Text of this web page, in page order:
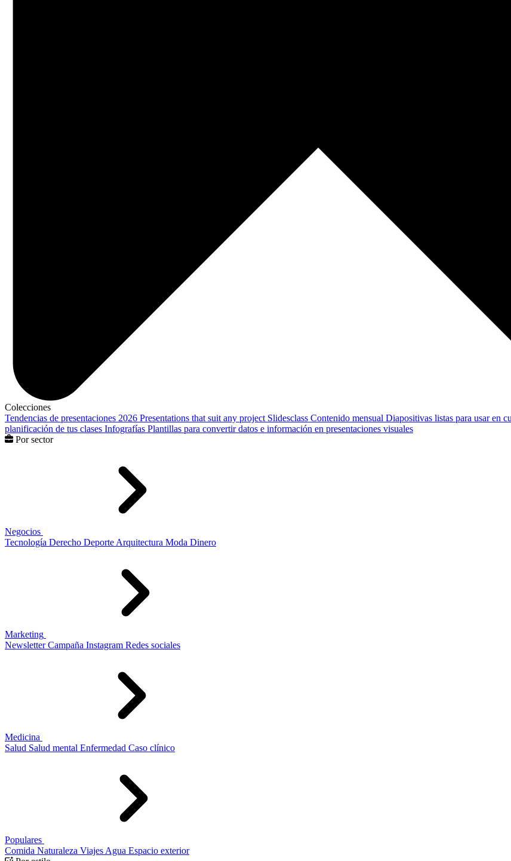
Colecciones
Tendencias de presentaciones 2026 Presentations that suit any project Slidesclass Contenido mensual Diapositivas listas para usar en
planificación de tus clases Infografías Plantillas para convertir datos e información en presentaciones visuales
Por sector
Negocios
Tecnología Derecho Deporte Arquitectura Moda Dinero
Marketing
Newsletter Campaña Instagram Redes sociales
Medicina
Salud Salud mental Enfermedad Caso clínico
Populares
Comida Naturaleza Viajes Agua Espacio exterior